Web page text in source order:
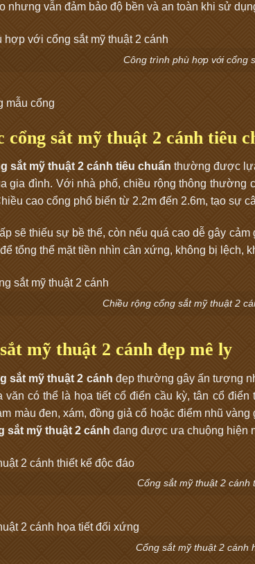
nhưng vẫn đảm bảo độ bền và an toàn khi sử
Công trình phù hợp với cổng
mẫu cổng
sắt mỹ thuật 2 cánh tiêu
sắt mỹ thuật 2 cánh tiêu chuẩn thường được
gia đình. Với nhà phố, chiều rộng thông
cao cổng phổ biến từ 2.2m đến 2.6m, tạo sự
sẽ thiếu sự bề thế, còn nếu quá cao dễ gây
tổng thể mặt tiền nhìn cân xứng, không bị lệch,
Chiều rộng cổng sắt mỹ thuật 2
mỹ thuật 2 cánh đẹp mê ly
sắt mỹ thuật 2 cánh đẹp thường gây ấn tượng
văn có thể là họa tiết cổ điển cầu kỳ, tân cổ
màu đen, xám, đồng giả cổ hoặc điểm nhũ
sắt mỹ thuật 2 cánh đang được ưa chuộng hiện
Cổng sắt mỹ thuật 2 cánh
Cổng sắt mỹ thuật 2 cánh